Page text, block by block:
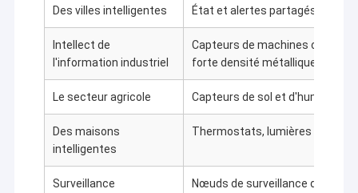
Des villes intelligentes État et alertes partagés pour
Intellect de
l'information industriel
Capteurs de machines
forte densité métallique
Le secteur agricole Capteurs de sol et d'humidité
Des maisons
intelligentes
Thermostats, lumières et
Surveillance
Nœuds de surveillance de la